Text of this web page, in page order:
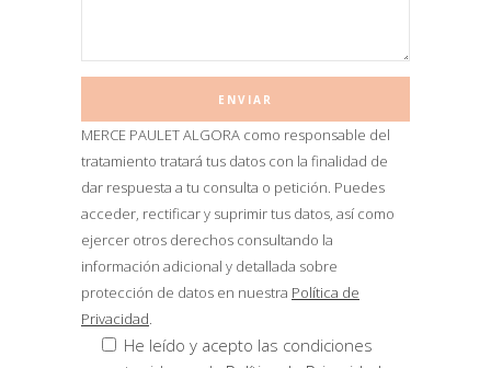
MERCE PAULET ALGORA como responsable del
tratamiento tratará tus datos con la finalidad de
dar respuesta a tu consulta o petición. Puedes
acceder, rectificar y suprimir tus datos, así como
ejercer otros derechos consultando la
información adicional y detallada sobre
protección de datos en nuestra Política de
Privacidad.
He leído y acepto las condiciones